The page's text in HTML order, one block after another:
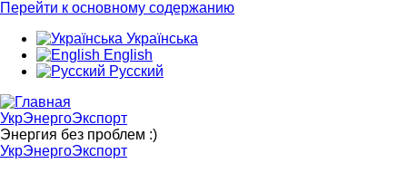
Перейти к основному содержанию
Українська
English
Русский
УкрЭнергоЭкспорт
Энергия без проблем :)
УкрЭнергоЭкспорт